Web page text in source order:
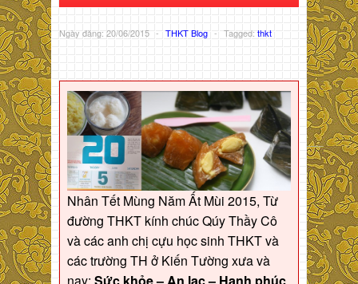
Ngày đăng: 20/06/2015 - THKT Blog - Tagged: thkt
Nhân Tết Mùng Năm Ất Mùi 2015, Từ
đường THKT kính chúc Qúy Thầy Cô
và các anh chị cựu học sinh THKT và
các trường TH ở Kiến Tường xưa và
nay: Sức khỏe – An lạc – Hạnh phúc